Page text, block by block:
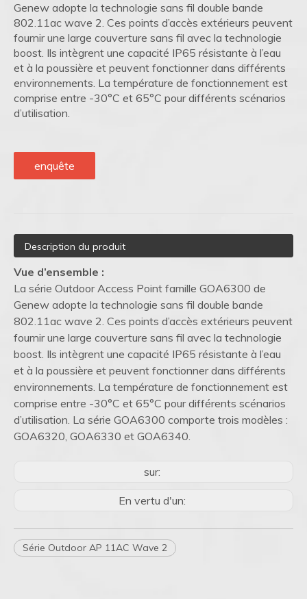
Genew adopte la technologie sans fil double bande
802.11ac wave 2. Ces points d’accès extérieurs peuvent
fournir une large couverture sans fil avec la technologie
boost. Ils intègrent une capacité IP65 résistante à l’eau
et à la poussière et peuvent fonctionner dans différents
environnements. La température de fonctionnement est
comprise entre -30°C et 65°C pour différents scénarios
d’utilisation.
enquête
Description du produit
Vue d’ensemble :
La série Outdoor Access Point famille GOA6300 de
Genew adopte la technologie sans fil double bande
802.11ac wave 2. Ces points d’accès extérieurs peuvent
fournir une large couverture sans fil avec la technologie
boost. Ils intègrent une capacité IP65 résistante à l’eau
et à la poussière et peuvent fonctionner dans différents
environnements. La température de fonctionnement est
comprise entre -30°C et 65°C pour différents scénarios
d’utilisation. La série GOA6300 comporte trois modèles :
GOA6320, GOA6330 et GOA6340.
sur:
En vertu d'un:
Série Outdoor AP 11AC Wave 2